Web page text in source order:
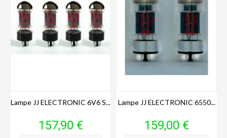
Lampe JJ ELECTRONIC 6V6 S...
Prix
157,90 €
Lampe JJ ELECTRONIC 6550...
Prix
159,00 €